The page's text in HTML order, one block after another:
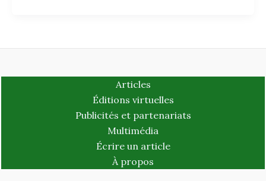
Articles
Éditions virtuelles
Publicités et partenariats
Multimédia
Écrire un article
À propos